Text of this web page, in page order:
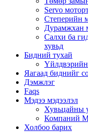
Servo
Степерийн
Дурамжхан
Салхи ба
хувьд
Бидний тухай
Яагаад биднийг
Дэмжлэг
Faqs
Мэдээ мэдээлэл
Хувьцайны
Компаний
Холбоо барих